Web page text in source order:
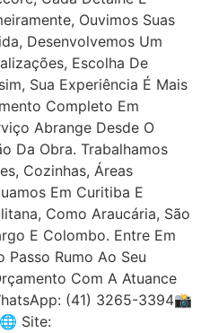
Ouvimos Suas
Desenvolvemos Um
Escolha De
Sua Experiência É Mais
Completo Em
Abrange Desde O
Da Obra. Trabalhamos
Cozinhas, Áreas
Em Curitiba E
Como Araucária, São
E Colombo. Entre Em
Passo Rumo Ao Seu
Com A Atuance
(41) 3265-3394📸
Site: